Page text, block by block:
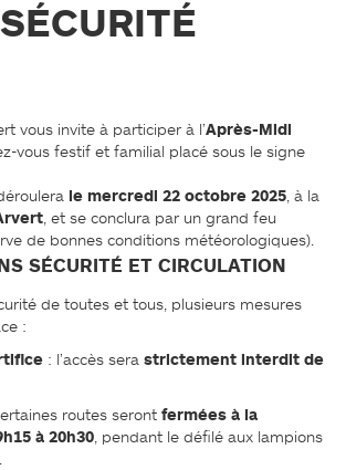
SÉCURITÉ
vous invite à participer à l’Après-Midi
vous festif et familial placé sous le signe
le mercredi 22 octobre 2025, à la
, et se conclura par un grand feu
de bonnes conditions météorologiques).
SÉCURITÉ ET CIRCULATION
de toutes et tous, plusieurs mesures
:
: l’accès sera strictement interdit de
routes seront fermées à la
à 20h30, pendant le défilé aux lampions